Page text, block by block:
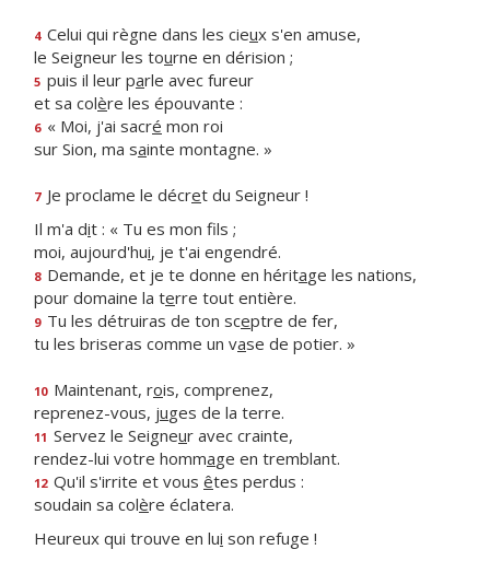
4 Celui qui règne dans les cieux s'en amuse,
le Seigneur les tourne en dérision ;
5 puis il leur parle avec fureur
et sa colère les épouvante :
6 « Moi, j'ai sacré mon roi
sur Sion, ma sainte montagne. »
7 Je proclame le décret du Seigneur !
Il m'a dit : « Tu es mon fils ;
moi, aujourd'hui, je t'ai engendré.
8 Demande, et je te donne en héritage les nations,
pour domaine la terre tout entière.
9 Tu les détruiras de ton sceptre de fer,
tu les briseras comme un vase de potier. »
10 Maintenant, rois, comprenez,
reprenez-vous, juges de la terre.
11 Servez le Seigneur avec crainte,
rendez-lui votre hommage en tremblant.
12 Qu'il s'irrite et vous êtes perdus :
soudain sa colère éclatera.
Heureux qui trouve en lui son refuge !